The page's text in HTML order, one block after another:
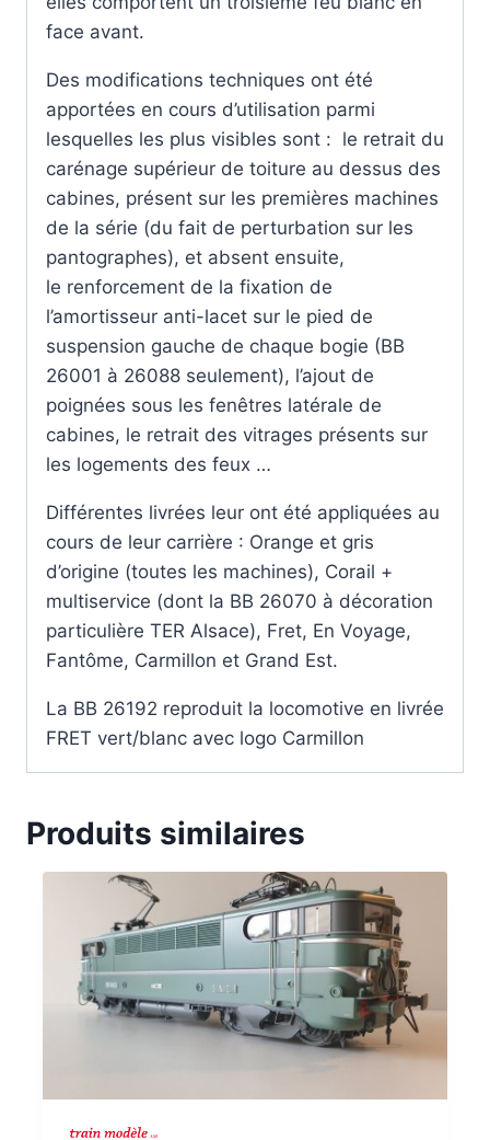
face avant.
Des modifications techniques ont été
apportées en cours d’utilisation parmi
lesquelles les plus visibles sont : le retrait du
carénage supérieur de toiture au dessus des
cabines, présent sur les premières machines
de la série (du fait de perturbation sur les
pantographes), et absent ensuite,
le renforcement de la fixation de
l’amortisseur anti-lacet sur le pied de
suspension gauche de chaque bogie (BB
26001 à 26088 seulement), l’ajout de
poignées sous les fenêtres latérale de
cabines, le retrait des vitrages présents sur
les logements des feux …
Différentes livrées leur ont été appliquées au
cours de leur carrière : Orange et gris
d’origine (toutes les machines), Corail +
multiservice (dont la BB 26070 à décoration
particulière TER Alsace), Fret, En Voyage,
Fantôme, Carmillon et Grand Est.
La BB 26192 reproduit la locomotive en livrée
FRET vert/blanc avec logo Carmillon
Produits similaires